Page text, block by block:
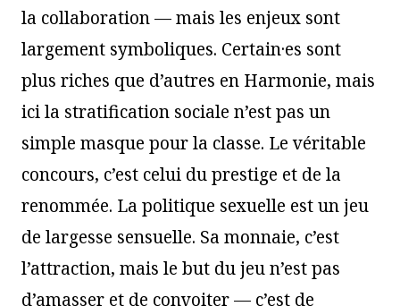
la collaboration — mais les enjeux sont
largement symboliques. Certain·es sont
plus riches que d’autres en Harmonie, mais
ici la stratification sociale n’est pas un
simple masque pour la classe. Le véritable
concours, c’est celui du prestige et de la
renommée. La politique sexuelle est un jeu
de largesse sensuelle. Sa monnaie, c’est
l’attraction, mais le but du jeu n’est pas
d’amasser et de convoiter — c’est de